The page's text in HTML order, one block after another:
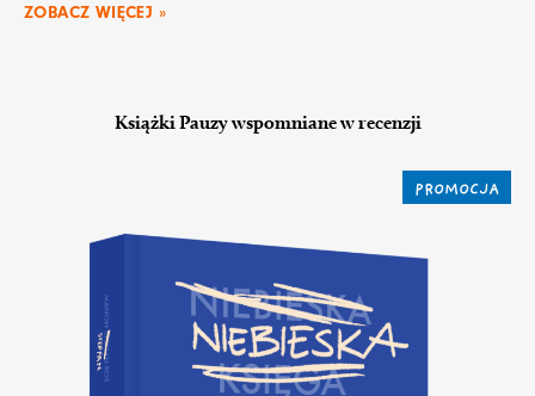
ZOBACZ WIĘCEJ »
Książki Pauzy wspomniane w recenzji
PROMOCJA